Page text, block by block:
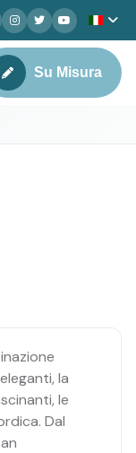
Su Misura
la
le
Dal